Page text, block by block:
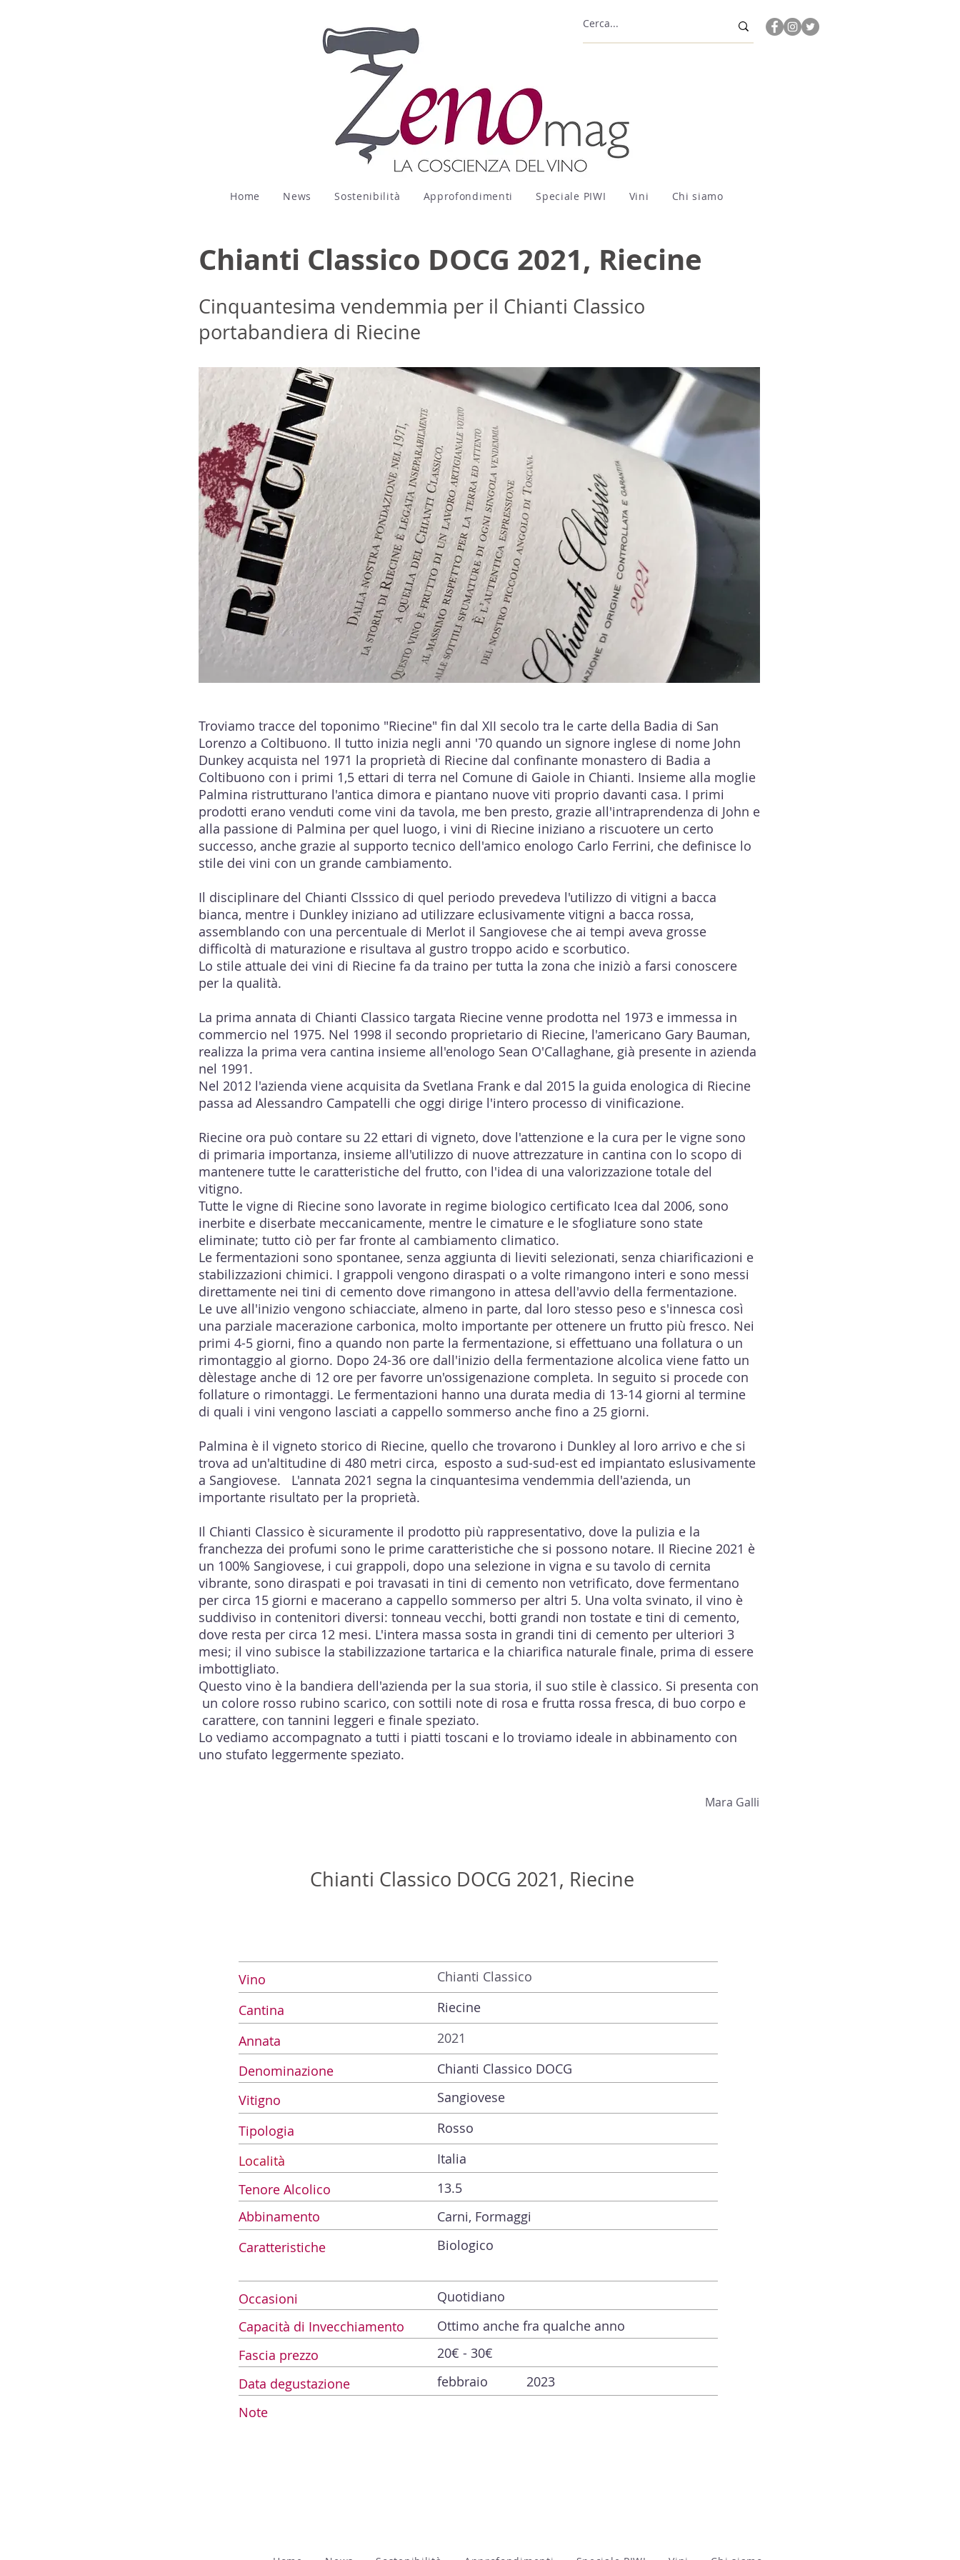
Home News Sostenibilità Approfondimenti Speciale PIWI Vini Chi siamo
Chianti Classico DOCG 2021, Riecine
Cinquantesima vendemmia per il Chianti Classico
portabandiera di Riecine
Troviamo tracce del toponimo "Riecine" fin dal XII secolo tra le carte della Badia di San
Lorenzo a Coltibuono. Il tutto inizia negli anni '70 quando un signore inglese di nome John
Dunkey acquista nel 1971 la proprietà di Riecine dal confinante monastero di Badia a
Coltibuono con i primi 1,5 ettari di terra nel Comune di Gaiole in Chianti. Insieme alla moglie
Palmina ristrutturano l'antica dimora e piantano nuove viti proprio davanti casa. I primi
prodotti erano venduti come vini da tavola, me ben presto, grazie all'intraprendenza di John e
alla passione di Palmina per quel luogo, i vini di Riecine iniziano a riscuotere un certo
successo, anche grazie al supporto tecnico dell'amico enologo Carlo Ferrini, che definisce lo
stile dei vini con un grande cambiamento.
Il disciplinare del Chianti Clsssico di quel periodo prevedeva l'utilizzo di vitigni a bacca
bianca, mentre i Dunkley iniziano ad utilizzare eclusivamente vitigni a bacca rossa,
assemblando con una percentuale di Merlot il Sangiovese che ai tempi aveva grosse
difficoltà di maturazione e risultava al gustro troppo acido e scorbutico.
Lo stile attuale dei vini di Riecine fa da traino per tutta la zona che iniziò a farsi conoscere
per la qualità.
La prima annata di Chianti Classico targata Riecine venne prodotta nel 1973 e immessa in
commercio nel 1975. Nel 1998 il secondo proprietario di Riecine, l'americano Gary Bauman,
realizza la prima vera cantina insieme all'enologo Sean O'Callaghane, già presente in azienda
nel 1991.
Nel 2012 l'azienda viene acquisita da Svetlana Frank e dal 2015 la guida enologica di Riecine
passa ad Alessandro Campatelli che oggi dirige l'intero processo di vinificazione.
Riecine ora può contare su 22 ettari di vigneto, dove l'attenzione e la cura per le vigne sono
di primaria importanza, insieme all'utilizzo di nuove attrezzature in cantina con lo scopo di
mantenere tutte le caratteristiche del frutto, con l'idea di una valorizzazione totale del
vitigno.
Tutte le vigne di Riecine sono lavorate in regime biologico certificato Icea dal 2006, sono
inerbite e diserbate meccanicamente, mentre le cimature e le sfogliature sono state
eliminate; tutto ciò per far fronte al cambiamento climatico.
Le fermentazioni sono spontanee, senza aggiunta di lieviti selezionati, senza chiarificazioni e
stabilizzazioni chimici. I grappoli vengono diraspati o a volte rimangono interi e sono messi
direttamente nei tini di cemento dove rimangono in attesa dell'avvio della fermentazione.
Le uve all'inizio vengono schiacciate, almeno in parte, dal loro stesso peso e s'innesca così
una parziale macerazione carbonica, molto importante per ottenere un frutto più fresco. Nei
primi 4-5 giorni, fino a quando non parte la fermentazione, si effettuano una follatura o un
rimontaggio al giorno. Dopo 24-36 ore dall'inizio della fermentazione alcolica viene fatto un
dèlestage anche di 12 ore per favorre un'ossigenazione completa. In seguito si procede con
follature o rimontaggi. Le fermentazioni hanno una durata media di 13-14 giorni al termine
di quali i vini vengono lasciati a cappello sommerso anche fino a 25 giorni.
Palmina è il vigneto storico di Riecine, quello che trovarono i Dunkley al loro arrivo e che si
trova ad un'altitudine di 480 metri circa, esposto a sud-sud-est ed impiantato eslusivamente
a Sangiovese. L'annata 2021 segna la cinquantesima vendemmia dell'azienda, un
importante risultato per la proprietà.
Il Chianti Classico è sicuramente il prodotto più rappresentativo, dove la pulizia e la
franchezza dei profumi sono le prime caratteristiche che si possono notare. Il Riecine 2021 è
un 100% Sangiovese, i cui grappoli, dopo una selezione in vigna e su tavolo di cernita
vibrante, sono diraspati e poi travasati in tini di cemento non vetrificato, dove fermentano
per circa 15 giorni e macerano a cappello sommerso per altri 5. Una volta svinato, il vino è
suddiviso in contenitori diversi: tonneau vecchi, botti grandi non tostate e tini di cemento,
dove resta per circa 12 mesi. L'intera massa sosta in grandi tini di cemento per ulteriori 3
mesi; il vino subisce la stabilizzazione tartarica e la chiarifica naturale finale, prima di essere
imbottigliato.
Questo vino è la bandiera dell'azienda per la sua storia, il suo stile è classico. Si presenta con
un colore rosso rubino scarico, con sottili note di rosa e frutta rossa fresca, di buo corpo e
carattere, con tannini leggeri e finale speziato.
Lo vediamo accompagnato a tutti i piatti toscani e lo troviamo ideale in abbinamento con
uno stufato leggermente speziato.
Mara Galli
Chianti Classico DOCG 2021, Riecine
Vino
Chianti Classico
Cantina
Riecine
Annata
2021
Denominazione
Chianti Classico DOCG
Vitigno
Sangiovese
Tipologia
Rosso
Località
Italia
Tenore Alcolico
13.5
Abbinamento
Carni, Formaggi
Caratteristiche
Biologico
Capacità di Invecchiamento Ottimo anche fra qualche anno
Occasioni Quotidiano
Fascia prezzo
20€ - 30€
Data degustazione
febbraio
2023
Note